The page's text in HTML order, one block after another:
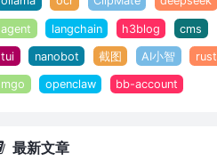
agent langchain h3blog cms
tui nanobot 截图 AI小智 rust
mgo openclaw bb-account
最新文章